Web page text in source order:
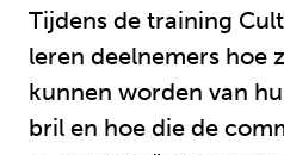
Tijdens de training
leren deelnemers hoe
kunnen worden van
bril en hoe die de